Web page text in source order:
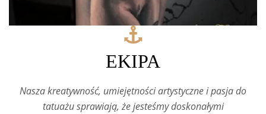
EKIPA
Nasza kreatywność, umiejętności artystyczne i pasja do
tatuażu sprawiają, że jesteśmy doskonałymi